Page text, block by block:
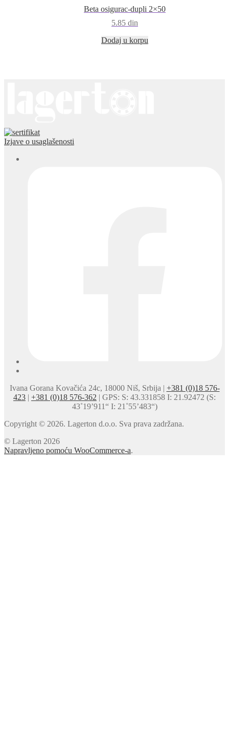
Beta osigurac-dupli 2×50
5.85 din
Dodaj u korpu
Izjave o usaglašenosti
Ivana Gorana Kovačića 24c, 18000 Niš, Srbija | +381 (0)18 576-
423
+381 (0)18 576-362 | GPS: S: 43.331858 I: 21.92472 (S:
43˚19’911“ I: 21˚55’483“)
Copyright © 2026. Lagerton d.o.o. Sva prava zadržana.
© Lagerton 2026
Napravljeno pomoću WooCommerce-a.